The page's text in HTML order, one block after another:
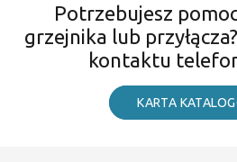
Potrzebujesz
grzejnika lub
kontaktu
KARTA